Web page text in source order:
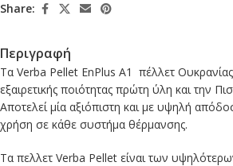
Share:
Περιγραφή
Τα Verba Pellet EnPlus A1 πέλλετ
εξαιρετικής ποιότητας πρώτη ύλη και την
Αποτελεί μία αξιόπιστη και με υψηλή
χρήση σε κάθε συστήμα θέρμανσης.
Τα πελλετ Verba Pellet είναι των